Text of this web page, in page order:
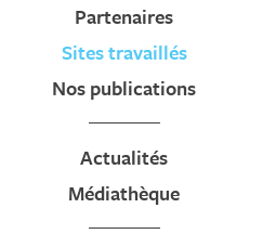
Partenaires
Sites travaillés
Nos publications
Actualités
Médiathèque